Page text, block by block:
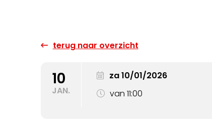
terug naar overzicht
10
JAN.
za 10/01/2026
van 11:00